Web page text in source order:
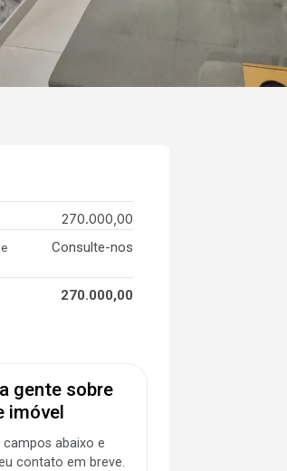
270.000,00
Consulte-nos
270.000,00
gente sobre
imóvel
campos abaixo e
contato em breve.